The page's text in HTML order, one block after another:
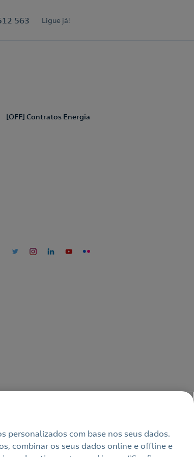
563 Ligue já!
[OFF] Contratos Energia
personalizados com base nos seus dados.
combinar os seus dados online e offline e